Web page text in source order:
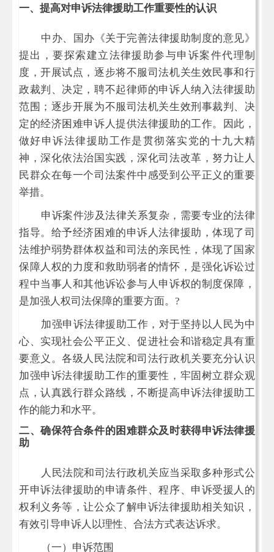
一、提高对申诉法律援助工作重要性的认识
中办、国办《关于完善法律援助制度的意见》
提出，要探索建立法律援助参与申诉案件代理制
度，开展试点，逐步将不服司法机关生效民事和行
政裁判、决定，聘不起律师的申诉人纳入法律援助
范围；逐步开展为不服司法机关生效刑事裁判、决
定的经济困难申诉人提供法律援助的工作。因此，
做好申诉法律援助工作是贯彻落实党的十九大精
神，深化依法治国实践，深化司法改革，努力让人
民群众在每一个司法案件中感受到公平正义的重要
举措。
申诉案件涉及法律关系复杂，需要专业的法律
指导。给予经济困难的申诉人法律援助，体现了司
法维护弱势群体权益和司法的亲民性，体现了国家
保障人权的力度和救助弱者的情怀，是强化诉讼过
程中当事人和其他诉讼参与人申诉权的制度保障，
是加强人权司法保障的重要方面。 ?
加强申诉法律援助工作，对于坚持以人民为中
心、实现社会公平正义、促进社会和谐稳定具有重
要意义。各级人民法院和司法行政机关要充分认识
加强申诉法律援助工作的重要性，牢固树立群众观
点，认真践行群众路线，不断提高申诉法律援助工
作的能力和水平。
二、确保符合条件的困难群众及时获得申诉法律援
助
人民法院和司法行政机关应当采取多种形式公
开申诉法律援助的申请条件、程序、申诉受援人的
权利义务等，让公众了解申诉法律援助相关知识，
有效引导申诉人以理性、合法方式表达诉求。
（一）申诉范围